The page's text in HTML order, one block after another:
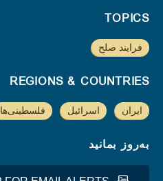
TOPICS
فرایند صلح
REGIONS & COUNTRIES
ایران اسرائیل فلسطینی‌ها
به‌روز بمانید